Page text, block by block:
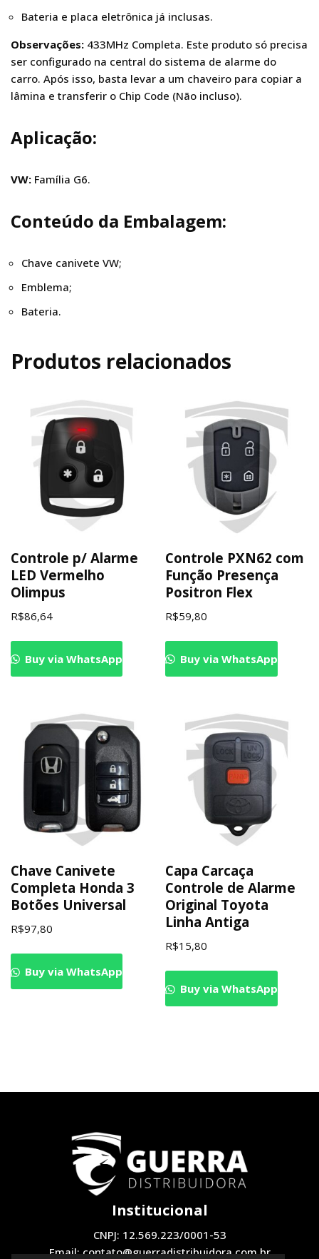
Bateria e placa eletrônica já inclusas.
Observações: 433MHz Completa. Este produto só precisa
ser configurado na central do sistema de alarme do
carro. Após isso, basta levar a um chaveiro para copiar a
lâmina e transferir o Chip Code (Não incluso).
Aplicação:
VW: Família G6.
Conteúdo da Embalagem:
Chave canivete VW;
Emblema;
Bateria.
Produtos relacionados
Controle p/ Alarme
LED Vermelho
Olimpus
R$86,64
Buy via WhatsApp
Controle PXN62 com
Função Presença
Positron Flex
R$59,80
Buy via WhatsApp
Chave Canivete
Completa Honda 3
Botões Universal
R$97,80
Buy via WhatsApp
Capa Carcaça
Controle de Alarme
Original Toyota
Linha Antiga
R$15,80
Buy via WhatsApp
Institucional
CNPJ: 12.569.223/0001-53
Email: contato@guerradistribuidora.com.br